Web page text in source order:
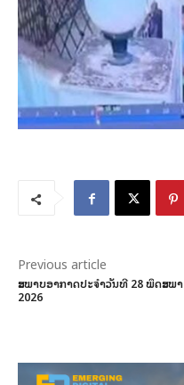
Previous article
ສະພາບອາກາດປະຈໍາວັນທີ 28 ພຶດສະພາ
2026